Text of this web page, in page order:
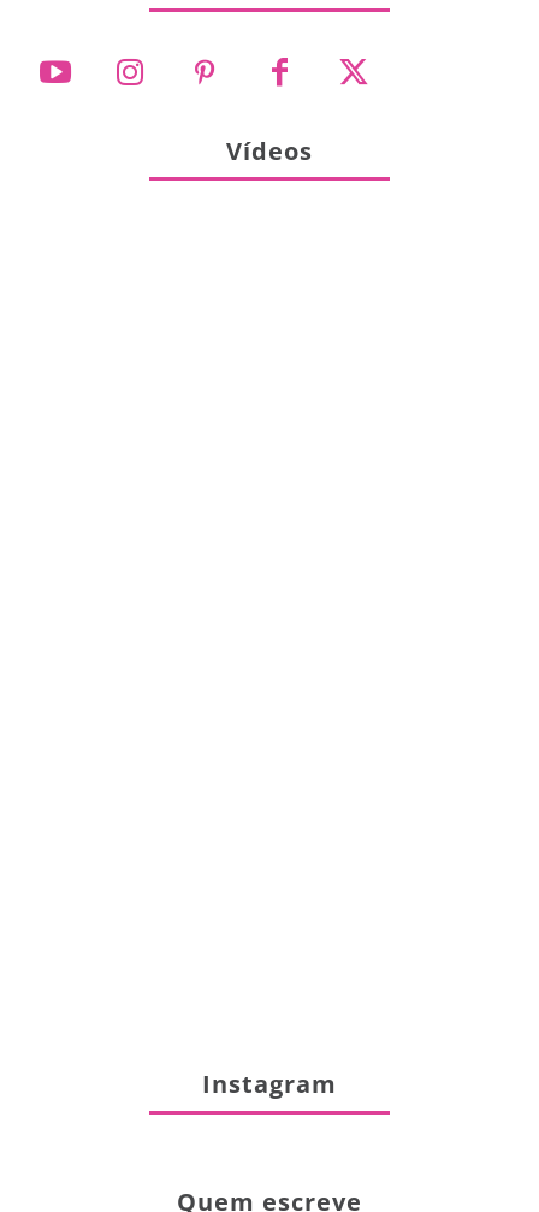
Vídeos
Instagram
Quem escreve